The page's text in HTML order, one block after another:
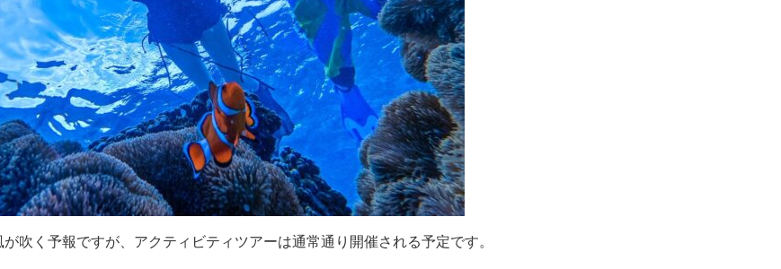
吹く予報ですが、アクティビティツアーは通常通り開催される予定です。